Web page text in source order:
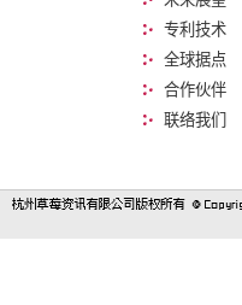
专利技术
全球据点
合作伙伴
联络我们